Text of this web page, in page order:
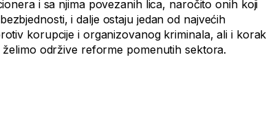
i sa njima povezanih lica, naročito onih koji
i dalje ostaju jedan od najvećih
korupcije i organizovanog kriminala, ali i korak
održive reforme pomenutih sektora.